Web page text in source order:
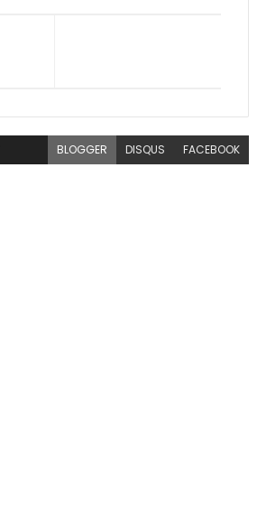
BLOGGER DISQUS FACEBOOK